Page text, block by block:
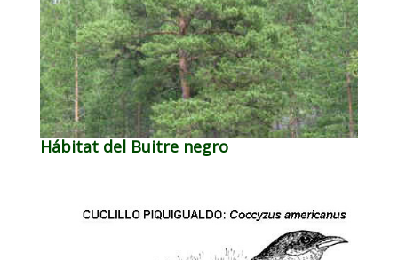
Hábitat del Buitre negro